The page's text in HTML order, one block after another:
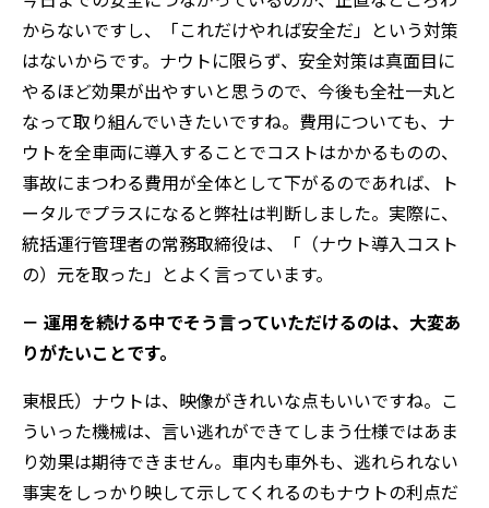
からないですし、「これだけやれば安全だ」という対策
はないからです。ナウトに限らず、安全対策は真面目に
やるほど効果が出やすいと思うので、今後も全社一丸と
なって取り組んでいきたいですね。費用についても、ナ
ウトを全車両に導入することでコストはかかるものの、
事故にまつわる費用が全体として下がるのであれば、ト
ータルでプラスになると弊社は判断しました。実際に、
統括運行管理者の常務取締役は、「（ナウト導入コスト
の）元を取った」とよく言っています。
－ 運用を続ける中でそう言っていただけるのは、大変あ
りがたいことです。
東根氏）ナウトは、映像がきれいな点もいいですね。こ
ういった機械は、言い逃れができてしまう仕様ではあま
り効果は期待できません。車内も車外も、逃れられない
事実をしっかり映して示してくれるのもナウトの利点だ